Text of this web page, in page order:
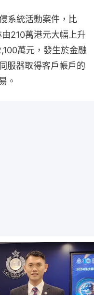
系統活動案件，比
210萬港元大幅上升
萬元，發生於金融
服器取得客戶帳戶的
。